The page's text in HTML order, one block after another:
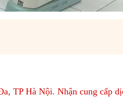
TP Hà Nội. Nhận cung cấp